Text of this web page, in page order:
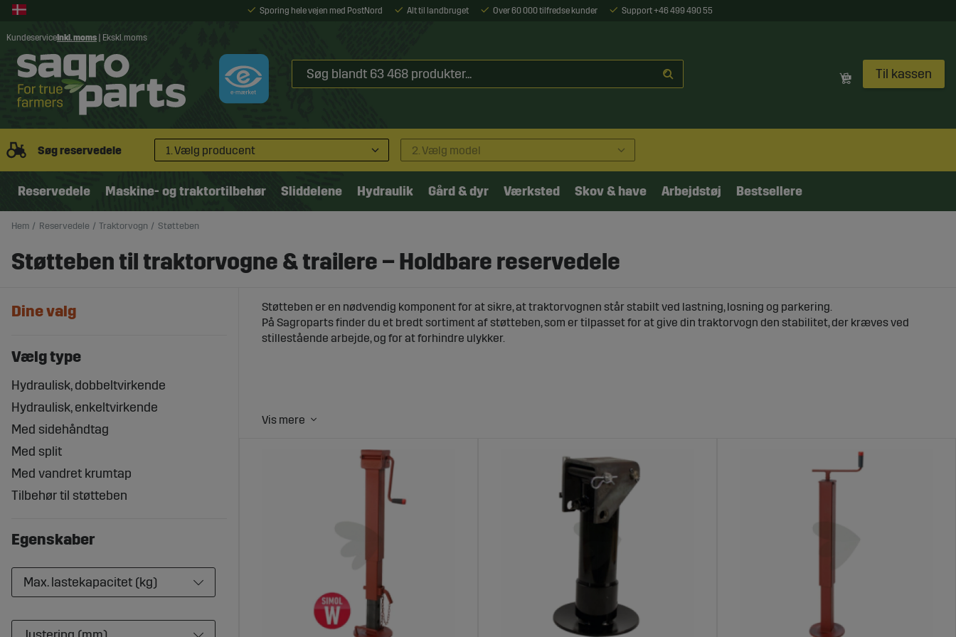
Sporing hele vejen med PostNord Alt til landbruget Over 60 000 tilfredse kunder Support +46 499 490 55
Kundeservice Inkl. moms Ekskl. moms
Til kassen
Søg reservedele 1. Vælg producent 2. Vælg model
Reservedele Maskine- og traktortilbehør Sliddelene Hydraulik Gård & dyr Værksted Skov & have Arbejdstøj Bestsellere
Hem Reservedele Traktorvogn Støtteben
Støtteben til traktorvogne & trailere – Holdbare reservedele
Dine valg
Vælg type
Hydraulisk, dobbeltvirkende
Hydraulisk, enkeltvirkende
Med sidehåndtag
Med split
Med vandret krumtap
Tilbehør til støtteben
Egenskaber
Max. lastekapacitet (kg)
Støtteben er en nødvendig komponent for at sikre, at traktorvognen står stabilt ved lastning, losning og parkering.
På Sagroparts finder du et bredt sortiment af støtteben, som er tilpasset for at give din traktorvogn den stabilitet, der kræves ved
stillestående arbejde, og for at forhindre ulykker.
Støtteben til traktorvogne – Stabilitet og sikkerhed ved lastning og parkering
Støtteben hjælper med at holde traktorvognen i en sikker og stabil position ved arbejde, hvilket reducerer risikoen for, at vognen
tipper eller bevæger sig under lastning og losning. Dette er særligt vigtigt ved arbejde på ujævnt underlag eller når vognen er fuldt
lastet, da de rette støtteben forbedrer sikkerheden for både udstyr og personale.
Stort udvalg af støtteben hos Sagroparts
Sagroparts tilbyder et varieret sortiment af støtteben til traktorvogne, inklusive forskellige størrelser og udførelser, som er
tilpasset for at passe mange forskellige vognmodeller. Disse støtteben er bygget til at tåle tung belastning og er nemme at justere
Fordele ved at vælge støtteben fra Sagroparts